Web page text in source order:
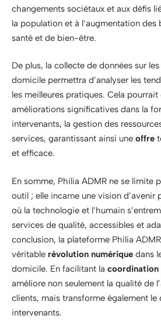
changements sociétaux et aux défis
la population et à l’augmentation des
santé et de bien-être.
De plus, la collecte de données sur
domicile permettra d’analyser les
les meilleures pratiques. Cela
améliorations significatives dans la
intervenants, la gestion des
services, garantissant ainsi une offre
et efficace.
En somme, Philia ADMR ne se limite
outil ; elle incarne une vision d’avenir
où la technologie et l’humain
services de qualité, accessibles et
conclusion, la plateforme Philia
véritable révolution numérique dans
domicile. En facilitant la coordination
améliore non seulement la qualité de
clients, mais transforme également le
intervenants.